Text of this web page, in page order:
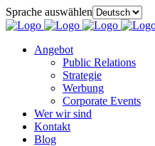
Sprache auswählen
Angebot
Public Relations
Strategie
Werbung
Corporate Events
Wer wir sind
Kontakt
Blog